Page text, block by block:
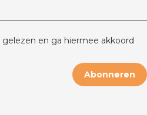
gelezen en ga hiermee akkoord
Abonneren